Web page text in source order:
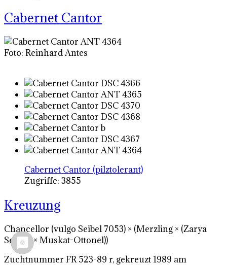
Cabernet Cantor
Foto: Reinhard Antes
Cabernet Cantor (pilztolerant)
Zugriffe: 3855
Kreuzung
Chancellor (vulgo Seibel 7053) × (Merzling × (Zarya
Severa × Muskat-Ottonel))
Zuchtnummer FR 523-89 r, gekreuzt 1989 am